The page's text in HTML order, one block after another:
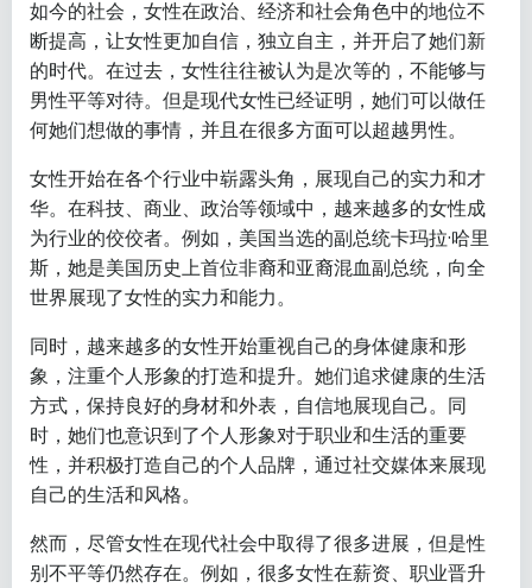
如今的社会，女性在政治、经济和社会角色中的地位不
断提高，让女性更加自信，独立自主，并开启了她们新
的时代。在过去，女性往往被认为是次等的，不能够与
男性平等对待。但是现代女性已经证明，她们可以做任
何她们想做的事情，并且在很多方面可以超越男性。
女性开始在各个行业中崭露头角，展现自己的实力和才
华。在科技、商业、政治等领域中，越来越多的女性成
为行业的佼佼者。例如，美国当选的副总统卡玛拉·哈里
斯，她是美国历史上首位非裔和亚裔混血副总统，向全
世界展现了女性的实力和能力。
同时，越来越多的女性开始重视自己的身体健康和形
象，注重个人形象的打造和提升。她们追求健康的生活
方式，保持良好的身材和外表，自信地展现自己。同
时，她们也意识到了个人形象对于职业和生活的重要
性，并积极打造自己的个人品牌，通过社交媒体来展现
自己的生活和风格。
然而，尽管女性在现代社会中取得了很多进展，但是性
别不平等仍然存在。例如，很多女性在薪资、职业晋升